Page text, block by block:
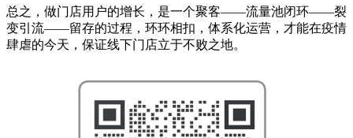
总之，做门店用户的增长，是一个聚客——流量池闭环——裂
变引流——留存的过程，环环相扣，体系化运营，才能在疫情
肆虐的今天，保证线下门店立于不败之地。